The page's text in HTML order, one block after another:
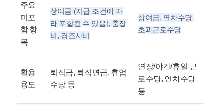
주요
미포
함 항
목
상여금 (지급 조건에 따
라 포함될 수 있음), 출장
비, 경조사비
상여금, 연차수당,
초과근로수당
활용
용도
퇴직금, 퇴직연금, 휴업
수당 등
연장/야간/휴일 근
로수당, 연차수당
등